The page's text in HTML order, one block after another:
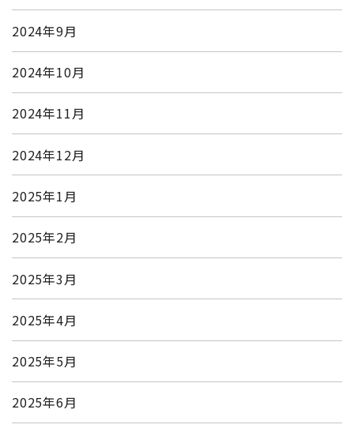
2024年9月
2024年10月
2024年11月
2024年12月
2025年1月
2025年2月
2025年3月
2025年4月
2025年5月
2025年6月